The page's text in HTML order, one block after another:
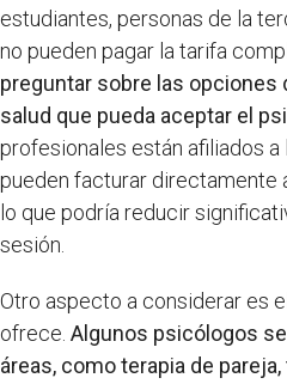
estudiantes, personas de la
no pueden pagar la tarifa
preguntar sobre las opciones
salud que pueda aceptar el
profesionales están afiliados
pueden facturar directamente
lo que podría reducir
sesión.
Otro aspecto a considerar es
ofrece. Algunos psicólogos
áreas, como terapia de